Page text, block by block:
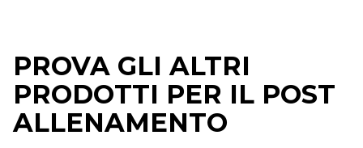
PROVA GLI ALTRI
PRODOTTI PER IL POST
ALLENAMENTO